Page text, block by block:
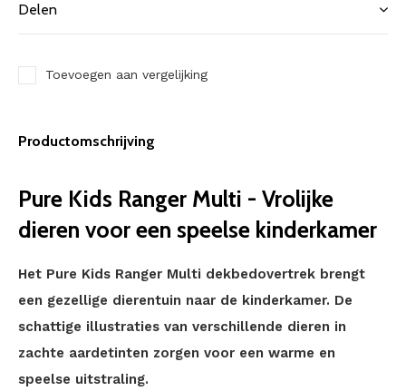
Delen
Toevoegen aan vergelijking
Productomschrijving
Pure Kids Ranger Multi - Vrolijke
dieren voor een speelse kinderkamer
Het Pure Kids Ranger Multi dekbedovertrek brengt
een gezellige dierentuin naar de kinderkamer. De
schattige illustraties van verschillende dieren in
zachte aardetinten zorgen voor een warme en
speelse uitstraling.